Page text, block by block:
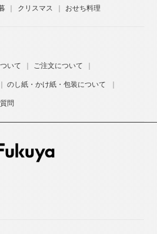
クリスマス おせち料理
いて ご注文について
のし紙・かけ紙・包装について
問